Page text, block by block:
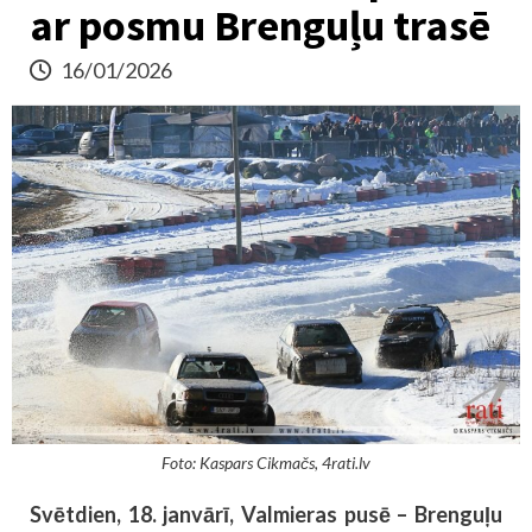
ar posmu Brenguļu trasē
16/01/2026
Foto: Kaspars Cikmačs, 4rati.lv
Svētdien, 18. janvārī, Valmieras pusē – Brenguļu